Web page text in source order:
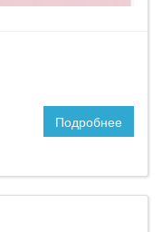
Подробнее